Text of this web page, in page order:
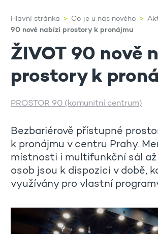
Hlavní stránka Co je u nás nového
90 nově nabízí prostory k pronájmu
ŽIVOT 90 nově
prostory k
PROSTOR 90 (komunitní centrum)
Bezbariérově přístupné
k pronájmu v centru Prahy.
místnosti i multifunkční sál až
osob jsou k dispozici v době,
využívány pro vlastní